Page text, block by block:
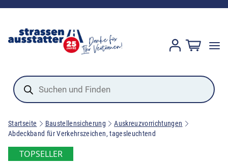
Products
search
Startseite Baustellensicherung
Auskreuzvorrichtungen
Abdeckband für Verkehrszeichen, tagesleuchtend
TOPSELLER